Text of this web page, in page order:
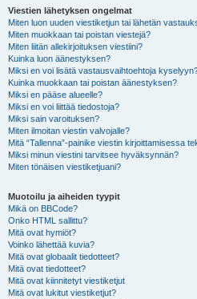
Viestien lähetyksen ongelmat
Miten luon uuden viestiketjun tai lähetän
Miten muokkaan tai poistan viestejä?
Miten liitän allekirjoituksen viestiini?
Kuinka luon äänestyksen?
Miksi en voi lisätä vastausvaihtoehtoja
Kuinka muokkaan tai poistan äänestyksen?
Miksi en pääse alueelle?
Miksi en voi liittää tiedostoja?
Miksi sain varoituksen?
Miten ilmoitan viestin valvojalle?
Mitä “Tallenna”-painike viestin kirjoittamisessa
Miksi minun viestini tarvitsee hyväksynnän?
Miten tönäisen viestiketjuani?
Muotoilu ja aiheiden tyypit
Mikä on BBCode?
Onko HTML sallittu?
Mitä ovat hymiöt?
Voinko lähettää kuvia?
Mitä ovat globaalit tiedotteet?
Mitä ovat tiedotteet?
Mitä ovat kiinnitetyt viestiketjut
Mitä ovat lukitut viestiketjut?